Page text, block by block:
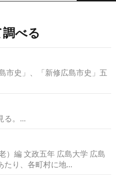
べる
市史」、「新修広島市史」五
る。...
）編 文政五年 広島大学 広島
たり、各町村に地...